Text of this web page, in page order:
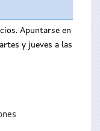
Apuntarse en
y jueves a las